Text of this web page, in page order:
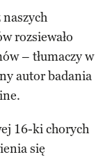
rozsiewało
– tłumaczy w
autor badania
16-ki chorych
się